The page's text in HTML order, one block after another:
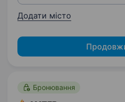
Додати місто
Бронювання